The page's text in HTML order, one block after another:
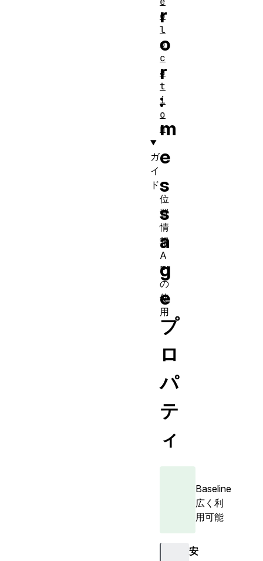
r
o
r
:
m
e
s
s
a
g
e
プ
ロ
パ
テ
ィ
Baseline
広く利
用可能
安
o
l
o
c
a
t
i
o
n
ガ
イ
ド
位
置
情
報
A
PI
の
使
用